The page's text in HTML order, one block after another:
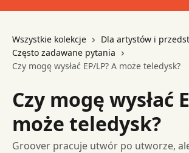
Wszystkie kolekcje
Dla artystów i
Często zadawane pytania
Czy mogę wysłać EP/LP? A może teledysk?
Czy mogę wysłać
może teledysk?
Groover pracuje utwór po utworze,